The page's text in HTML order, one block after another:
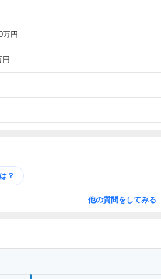
万円
円
？
他の質問をしてみる